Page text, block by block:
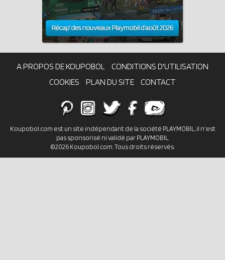
A PROPOS DE KOUPOBOL
CONDITIONS D'UTILISATION
COOKIES
PLAN DU SITE CONTACT
Koupobol.com est un site indépendant de la société PLAYMOBIL, il n'est
pas sponsorisé ni validé par PLAYMOBIL.
©2026 Koupobol.com. Tous droits réservés.